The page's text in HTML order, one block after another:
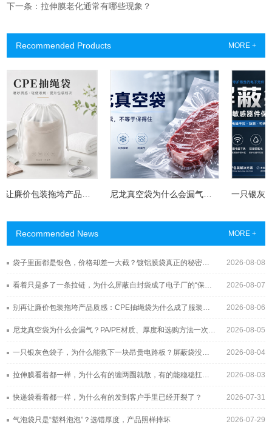
下一条：拉伸膜老化通常有哪些现象？
Recommended Products MORE +
别再让廉价包装拖垮产品质感：CPE抽绳袋为什么成了服装与3C品牌的新宠？ 尼龙真空袋为什么会漏气？PA/PE材质、厚度和选购方法一次讲清
Recommended News MORE +
2026-08-08
2026-08-07
2026-08-06
2026-08-05
2026-08-04
2026-08-03
2026-07-31
快递袋看着都一样，为什么有的发到客户手里已经开裂了？
2026-07-29
气泡袋只是“塑料泡泡”？选错厚度，产品照样摔坏